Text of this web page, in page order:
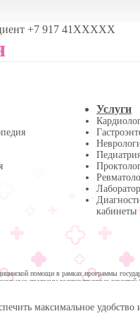
максимальное удобство
+7 917 41XXXXX
Услуги
кабинеты
помощи в рамках программы
программ государственных гарантий